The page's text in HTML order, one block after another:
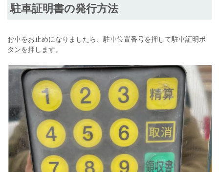
駐車証明書の発行方法
お車をお止めになりましたら、駐車位置番号を押して駐車証明ボ
タンを押します。